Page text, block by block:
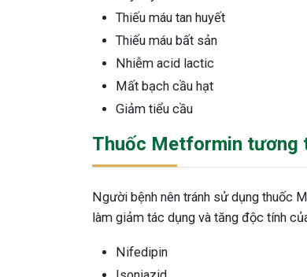
Thiếu máu tan huyết
Thiếu máu bất sản
Nhiễm acid lactic
Mất bạch cầu hạt
Giảm tiểu cầu
Thuốc Metformin tương
Người bệnh nên tránh sử dụng thuốc
làm giảm tác dụng và tăng độc tính
Nifedipin